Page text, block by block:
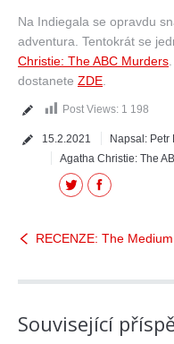
Profil
Na Indiegala se opravdu
adventura. Tentokrát se
Christie: The ABC Murders
dostanete ZDE
Post Views: 1 198
15.2.2021 Napsal: Petr
Agatha Christie: The
Facebook
Twitter
RECENZE: The Medium
Související